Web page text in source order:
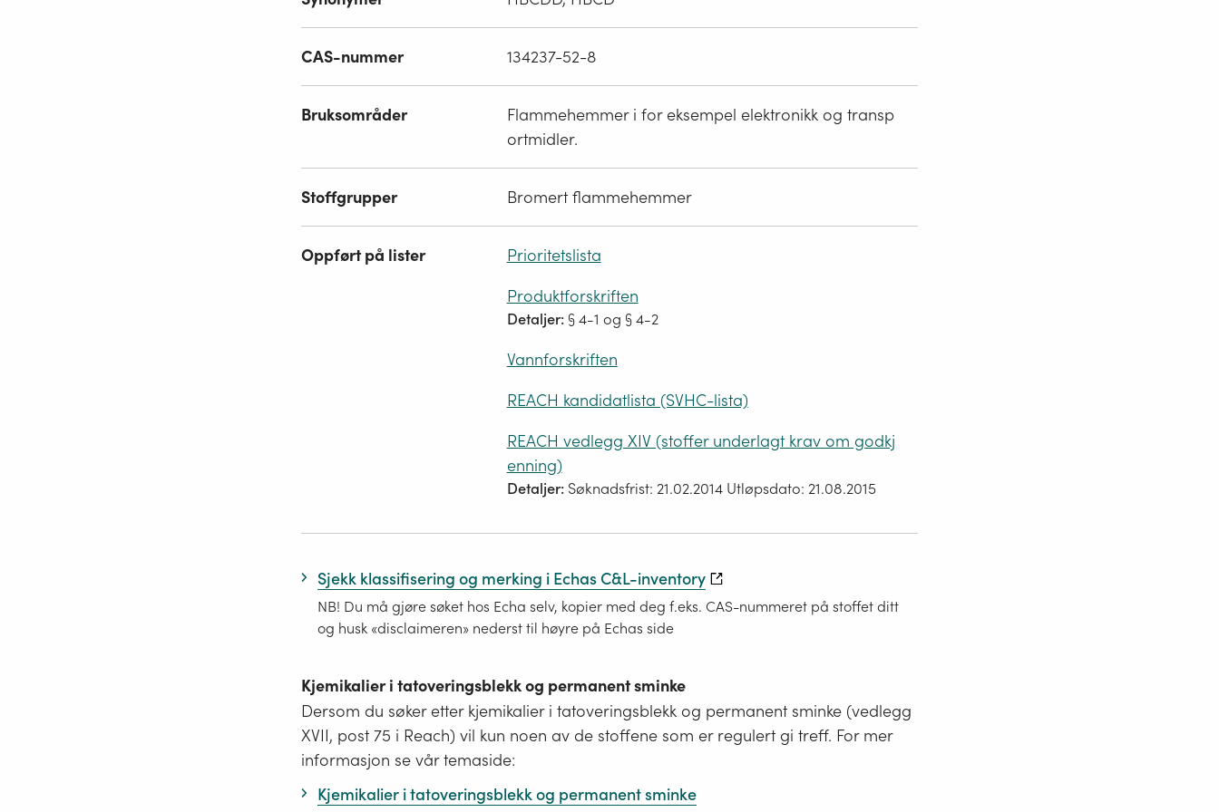
CAS-nummer 134237-52-8
Bruksområder
Flammehemmer i for eksempel elektronikk og transp
ortmidler.
Stoffgrupper Bromert flammehemmer
Oppført på lister
Prioritetslista
Produktforskriften
Detaljer: § 4-1 og § 4-2
Vannforskriften
REACH kandidatlista (SVHC-lista)
REACH vedlegg XIV (stoffer underlagt krav om godkj
enning)
Detaljer: Søknadsfrist: 21.02.2014 Utløpsdato: 21.08.2015
Sjekk klassifisering og merking i Echas C&L-inventory
NB! Du må gjøre søket hos Echa selv, kopier med deg f.eks. CAS-nummeret på stoffet ditt
og husk «disclaimeren» nederst til høyre på Echas side
Kjemikalier i tatoveringsblekk og permanent sminke
Dersom du søker etter kjemikalier i tatoveringsblekk og permanent sminke (vedlegg
XVII, post 75 i Reach) vil kun noen av de stoffene som er regulert gi treff. For mer
informasjon se vår temaside:
Kjemikalier i tatoveringsblekk og permanent sminke